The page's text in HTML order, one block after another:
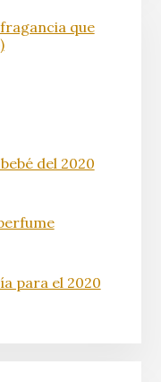
que
del 2020
para el 2020